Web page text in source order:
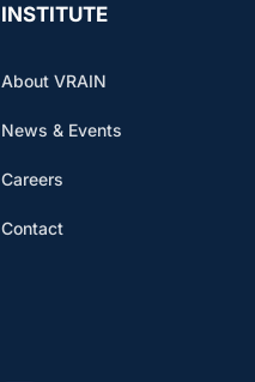
INSTITUTE
About VRAIN
News & Events
Careers
Contact